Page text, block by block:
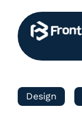
Design